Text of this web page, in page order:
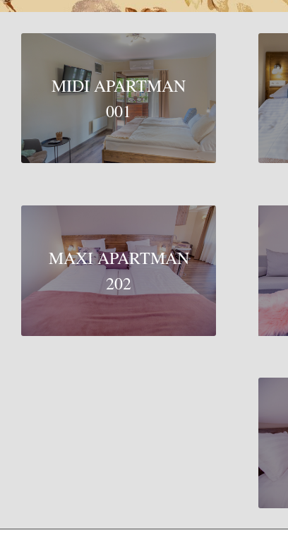
MIDI APARTMAN
001
MAXI APARTMAN
202